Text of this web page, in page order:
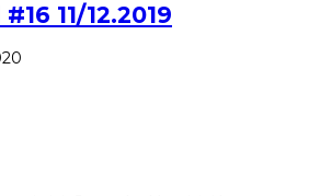
11/12.2019